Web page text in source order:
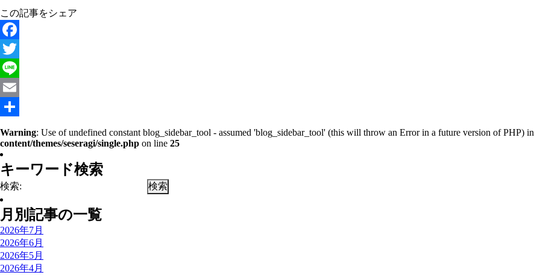
この記事をシェア
Facebook
Twitter
Line
Email
有
Warning: Use of undefined constant blog_sidebar_tool - assumed 'blog_sidebar_tool' (this will throw an Error in a future version of PHP) in
content/themes/seseragi/single.php on line 25
キーワード検索
検索:
月別記事の一覧
2026年7月
2026年6月
2026年5月
2026年4月